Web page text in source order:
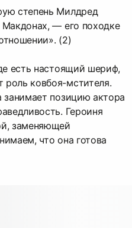
степень Милдред
— его походке
(2)
есть настоящий шериф,
ковбоя-мстителя.
позицию актора
Героиня
заменяющей
что она готова